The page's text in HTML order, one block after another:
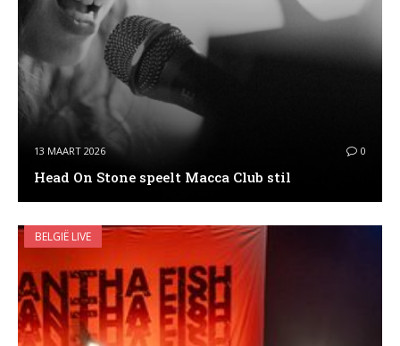
13 MAART 2026 0
Head On Stone speelt Macca Club stil
BELGIË LIVE